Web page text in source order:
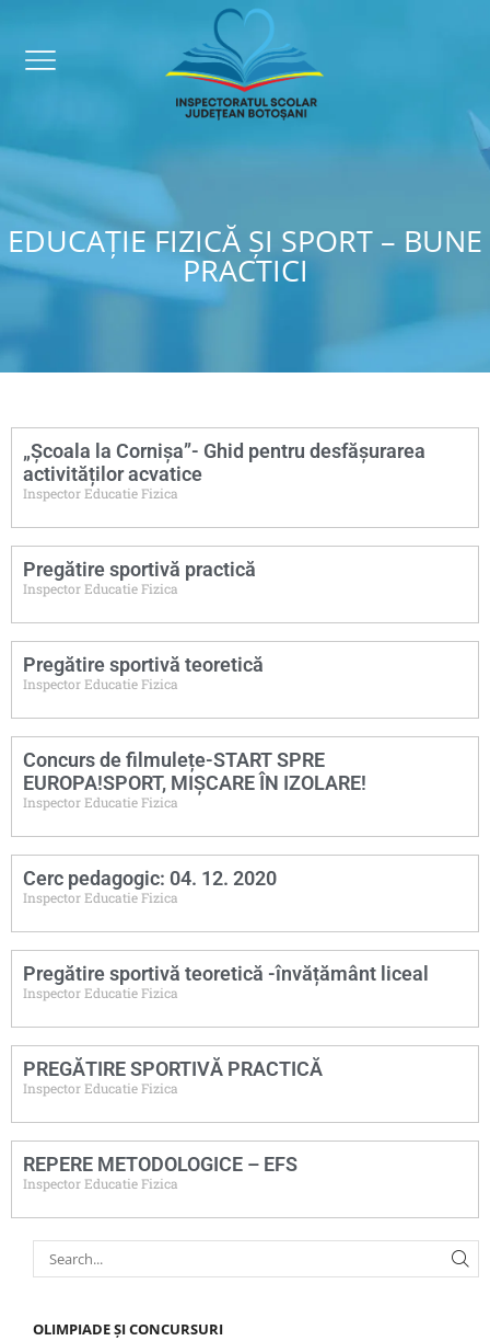
EDUCAŢIE FIZICĂ ŞI SPORT – BUNE
PRACTICI
„Școala la Cornișa”- Ghid pentru desfășurarea
activităților acvatice
Inspector Educatie Fizica
Pregătire sportivă practică
Inspector Educatie Fizica
Pregătire sportivă teoretică
Inspector Educatie Fizica
Concurs de filmulețe-START SPRE
EUROPA!SPORT, MIȘCARE ÎN IZOLARE!
Inspector Educatie Fizica
Cerc pedagogic: 04. 12. 2020
Inspector Educatie Fizica
Pregătire sportivă teoretică -învățământ liceal
Inspector Educatie Fizica
PREGĂTIRE SPORTIVĂ PRACTICĂ
Inspector Educatie Fizica
REPERE METODOLOGICE – EFS
Inspector Educatie Fizica
OLIMPIADE ȘI CONCURSURI